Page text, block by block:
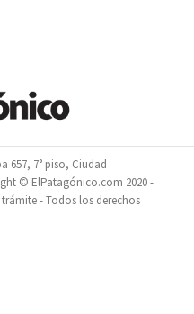
657, 7° piso, Ciudad
© ElPatagónico.com 2020 -
- Todos los derechos